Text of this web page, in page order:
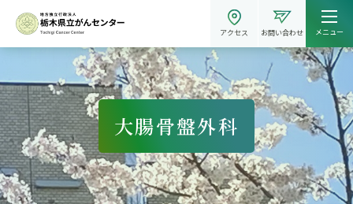
アクセス お問い合わせ メニュー
大腸骨盤外科